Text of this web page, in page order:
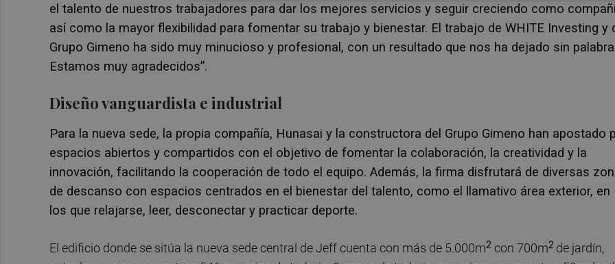
el talento de nuestros trabajadores para dar los mejores servicios y seguir creciendo como
así como la mayor flexibilidad para fomentar su trabajo y bienestar. El trabajo de WHITE Investing y
Grupo Gimeno ha sido muy minucioso y profesional, con un resultado que nos ha dejado sin
Estamos muy agradecidos”.
Diseño vanguardista e industrial
Para la nueva sede, la propia compañía, Hunasai y la constructora del Grupo Gimeno han apostado
espacios abiertos y compartidos con el objetivo de fomentar la colaboración, la creatividad y la
innovación, facilitando la cooperación de todo el equipo. Además, la firma disfrutará de diversas
de descanso con espacios centrados en el bienestar del talento, como el llamativo área exterior, en
los que relajarse, leer, desconectar y practicar deporte.
El edificio donde se sitúa la nueva sede central de Jeff cuenta con más de 5.000m2 con 700m2 de jardín,